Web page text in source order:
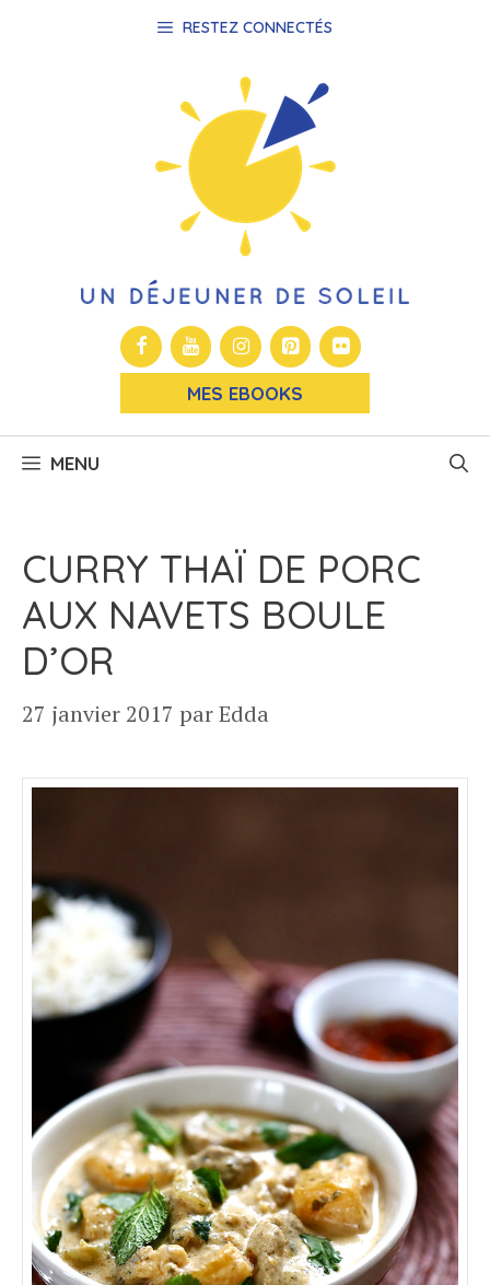
RESTEZ CONNECTÉS
MES EBOOKS
MENU
CURRY THAÏ DE PORC
AUX NAVETS BOULE
D’OR
27 janvier 2017 parEdda